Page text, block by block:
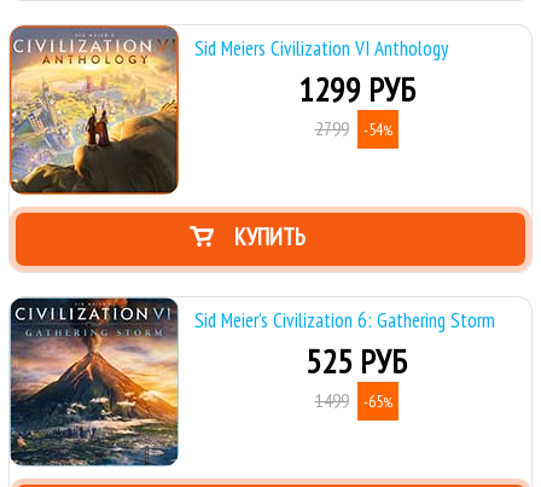
Sid Meiers Civilization VI Anthology
1299 РУБ
2799 -54%
КУПИТЬ
Sid Meier’s Civilization 6: Gathering Storm
525 РУБ
1499 -65%